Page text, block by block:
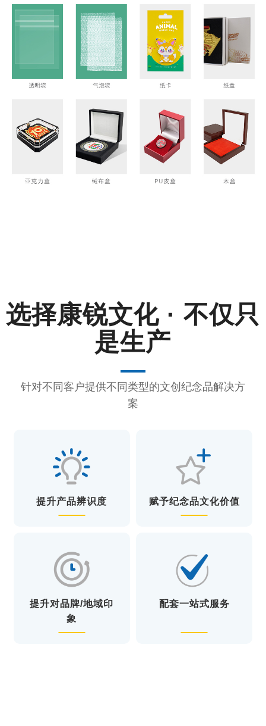
选择康锐文化 · 不仅只
是生产
针对不同客户提供不同类型的文创纪念品解决方
案
提升产品辨识度 赋予纪念品文化价值
提升对品牌/地域印
象
配套一站式服务